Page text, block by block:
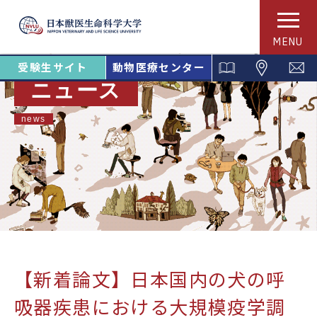
MENU
受験生サイト 動物医療センター
ニュース
news
【新着論文】日本国内の犬の呼
吸器疾患における大規模疫学調